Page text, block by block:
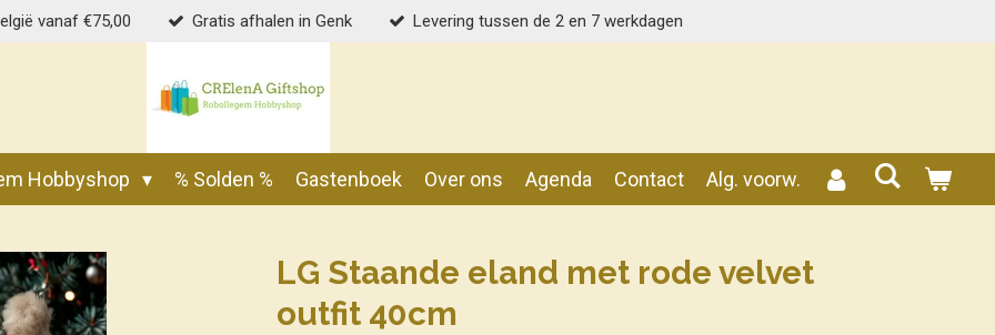
vanaf €75,00 Gratis afhalen in Genk Levering tussen de 2 en 7 werkdagen
Hobbyshop % Solden % Gastenboek Over ons Agenda Contact Alg. voorw.
LG Staande eland met rode velvet
outfit 40cm